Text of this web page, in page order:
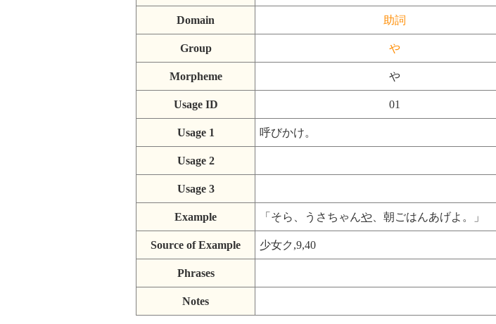
Domain 助詞
Group や
Morpheme や
Usage ID 01
Usage 1 呼びかけ。
Usage 2
Usage 3
Example 「そら、うさちゃんや 、朝ごはんあげよ。」
Source of Example 少女ク,9,40
Phrases
Notes